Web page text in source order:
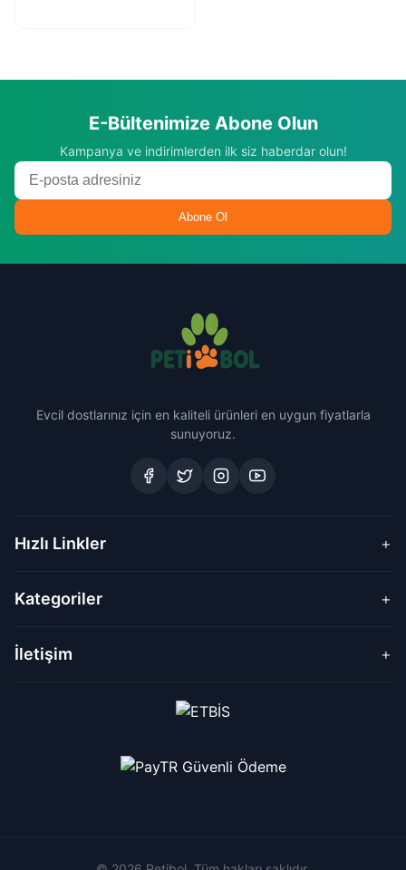
E-Bültenimize Abone Olun
Kampanya ve indirimlerden ilk siz haberdar olun!
Abone Ol
Evcil dostlarınız için en kaliteli ürünleri en uygun fiyatlarla
sunuyoruz.
Hızlı Linkler +
Kategoriler +
İletişim +